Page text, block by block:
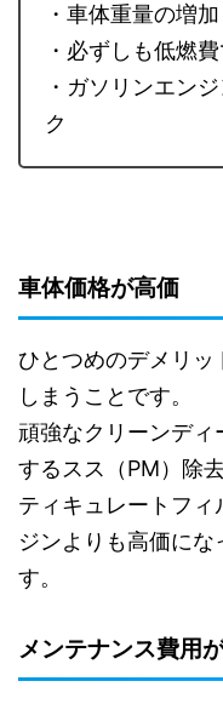
・車体重量の増加
・必ずしも低燃
・ガソリンエン
ク
車体価格が高価
ひとつめのデメリッ
しまうことです。
頑強なクリーンデ
するスス（PM）除
ティキュレートフ
ジンよりも高価に
す。
メンテナンス費用